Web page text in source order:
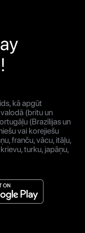
kā apgūt
(britu un
(Brazīlijas un
vai korejiešu
franču, vācu, itāļu,
turku, japāņu,